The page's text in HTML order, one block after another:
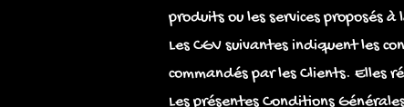
produits ou les services proposés
Les CGV suivantes indiquent les
commandés par les Clients. Elles
Les présentes Conditions